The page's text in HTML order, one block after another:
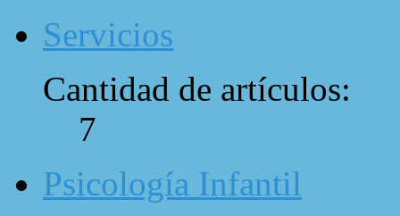
Servicios
Cantidad de artículos:
7
Psicología Infantil